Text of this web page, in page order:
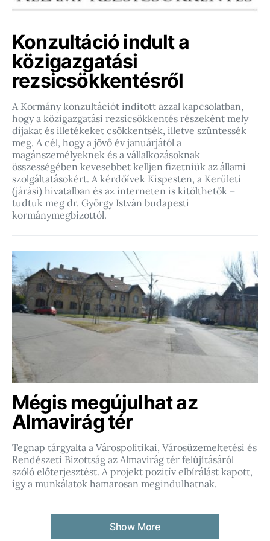
Konzultáció indult a
közigazgatási
rezsicsökkentésről
A Kormány konzultációt indított azzal kapcsolatban,
hogy a közigazgatási rezsicsökkentés részeként mely
díjakat és illetékeket csökkentsék, illetve szüntessék
meg. A cél, hogy a jövő év januárjától a
magánszemélyeknek és a vállalkozásoknak
összességében kevesebbet kelljen fizetniük az állami
szolgáltatásokért. A kérdőívek Kispesten, a Kerületi
(járási) hivatalban és az interneten is kitölthetők –
tudtuk meg dr. György István budapesti
kormánymegbízottól.
Mégis megújulhat az
Almavirág tér
Tegnap tárgyalta a Várospolitikai, Városüzemeltetési és
Rendészeti Bizottság az Almavirág tér felújításáról
szóló előterjesztést. A projekt pozitív elbírálást kapott,
így a munkálatok hamarosan megindulhatnak.
Show More